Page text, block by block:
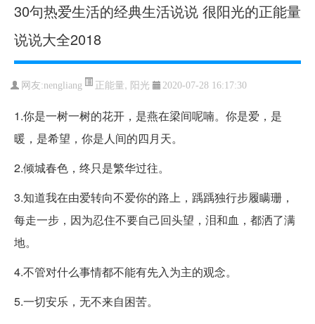
30句热爱生活的经典生活说说 很阳光的正能量
说说大全2018
网友:nengliang 正能量, 阳光 2020-07-28 16:17:30
1.你是一树一树的花开，是燕在梁间呢喃。你是爱，是
暖，是希望，你是人间的四月天。
2.倾城春色，终只是繁华过往。
3.知道我在由爱转向不爱你的路上，踽踽独行步履瞒珊，
每走一步，因为忍住不要自己回头望，泪和血，都洒了满
地。
4.不管对什么事情都不能有先入为主的观念。
5.一切安乐，无不来自困苦。